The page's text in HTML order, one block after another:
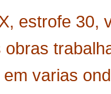
estrofe 30,
varias